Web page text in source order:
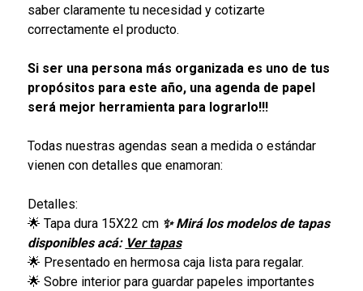
saber claramente tu necesidad y cotizarte
correctamente el producto.
Si ser una persona más organizada es uno de tus
propósitos para este año, una agenda de papel
será mejor herramienta para lograrlo!!!
Todas nuestras agendas sean a medida o estándar
vienen con detalles que enamoran:
Detalles:
🌟 Tapa dura 15X22 cm ✨ Mirá los modelos de tapas
disponibles acá: Ver tapas
🌟 Presentado en hermosa caja lista para regalar.
🌟 Sobre interior para guardar papeles importantes